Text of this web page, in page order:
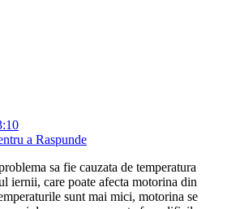
a Raspunde
sa fie cauzata de temperatura
iernii, care poate afecta motorina din
sunt mai mici, motorina se